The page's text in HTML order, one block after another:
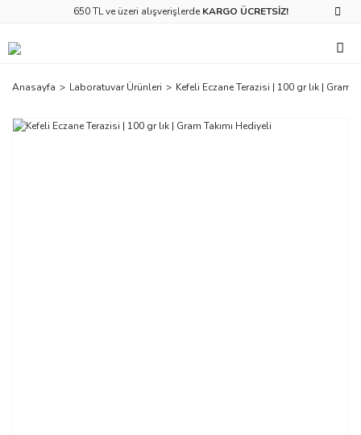
650 TL ve üzeri alışverişlerde KARGO ÜCRETSİZ!
Anasayfa Laboratuvar Ürünleri Kefeli Eczane Terazisi | 100 gr lık | Gram